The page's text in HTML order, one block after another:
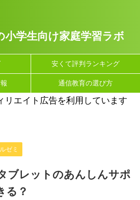
小学生向け家庭学習ラボ
安くて評判ランキング
通信教育の選び方
リエイト広告を利用しています
ゼミ
ブレットのあんしんサポ
る？